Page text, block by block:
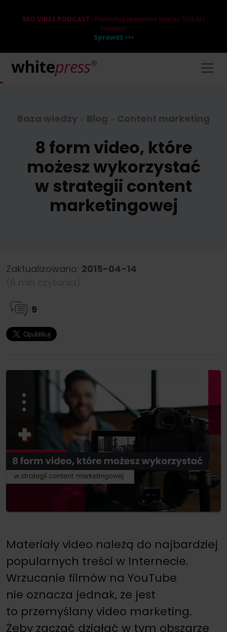
SEO VIBES PODCAST | Posłuchaj ekspertów branży SEO, AI i
biznesu!
Sprawdź >>>
Baza wiedzy Blog Content marketing
8 form video, które
możesz wykorzystać
w strategii content
marketingowej
Zaktualizowano: 2015-04-14
9
Materiały video należą do najbardziej
popularnych treści w Internecie.
Wrzucanie filmów na YouTube
nie oznacza jednak, że jest
to przemyślany video marketing.
Żeby zacząć działać w tym obszarze